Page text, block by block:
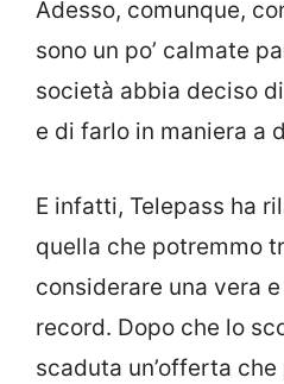
Adesso, comunque,
sono un po’ calmate
società abbia deciso
e di farlo in maniera a
E infatti, Telepass ha
quella che potremmo
considerare una vera
record. Dopo che lo
scaduta un’offerta